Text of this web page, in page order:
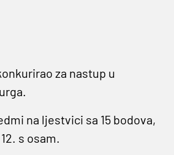
za nastup u
na ljestvici sa 15 bodova,
s osam.